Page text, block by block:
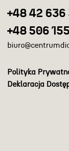
+48 42 636
+48 506 155
Polityka
Deklaracja